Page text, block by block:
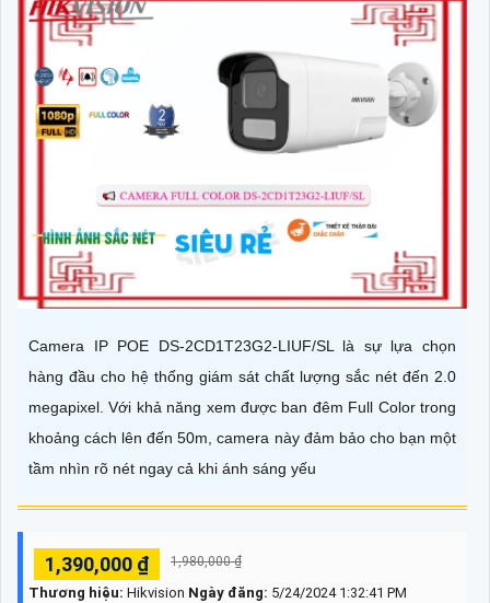
Camera IP POE DS-2CD1T23G2-LIUF/SL là sự lựa chọn
hàng đầu cho hệ thống giám sát chất lượng sắc nét đến 2.0
megapixel. Với khả năng xem được ban đêm Full Color trong
khoảng cách lên đến 50m, camera này đảm bảo cho bạn một
tầm nhìn rõ nét ngay cả khi ánh sáng yếu
1,390,000 ₫ 1,980,000 ₫
Thương hiệu: Hikvision Ngày đăng: 5/24/2024 1:32:41 PM